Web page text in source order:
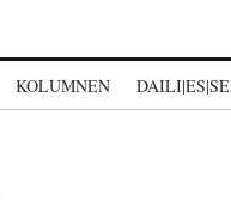
KOLUMNEN